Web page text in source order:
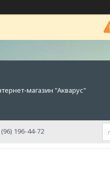
магазин "Акварус"
196-44-72